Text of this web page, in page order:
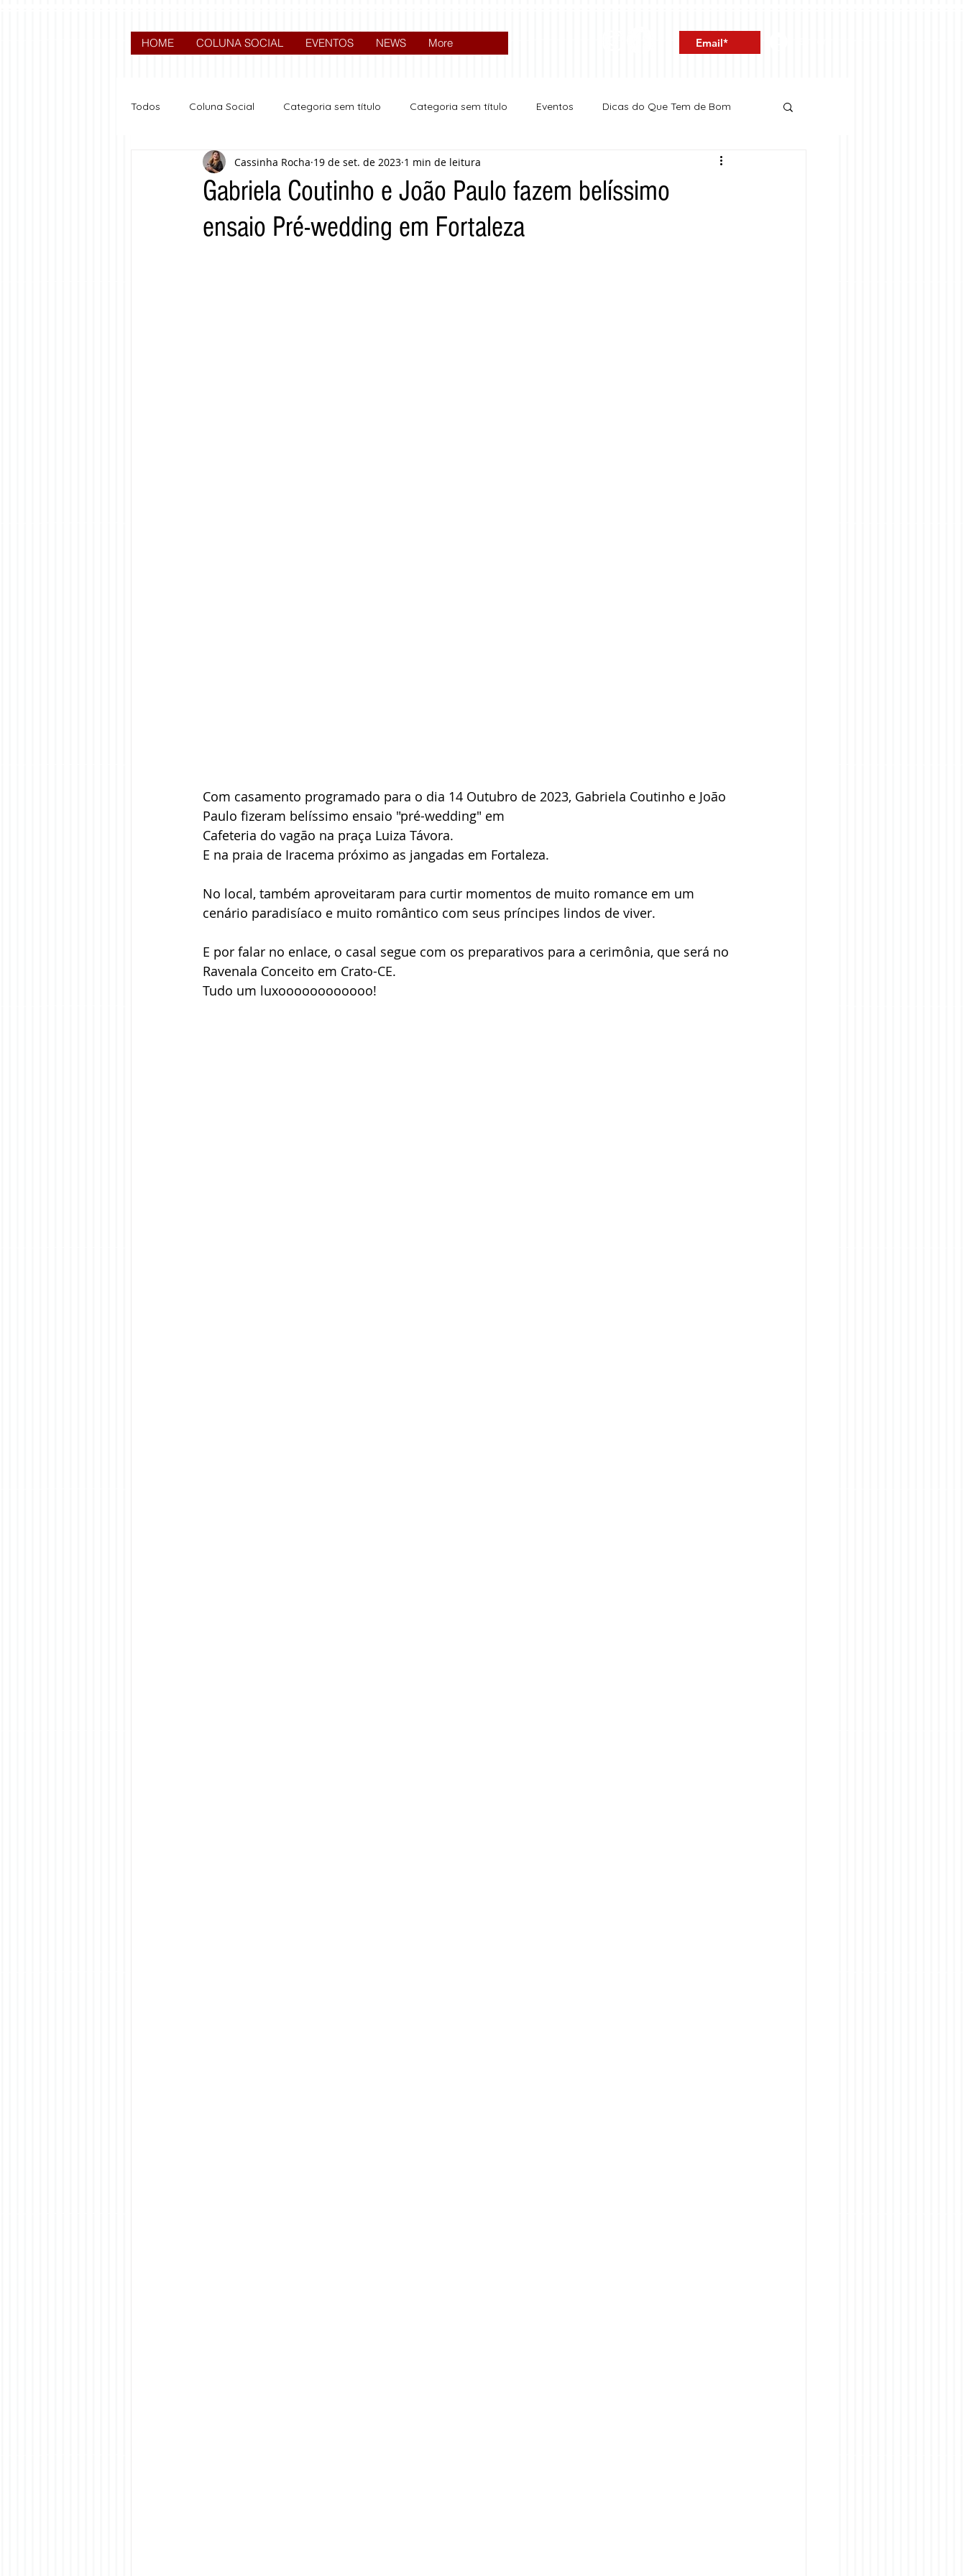
HOME COLUNA SOCIAL EVENTOS NEWS More
Todos Coluna Social Categoria sem título Categoria sem título Eventos Dicas do Que Tem de Bom
Nova categoria Expocrato 2024 Política
Gabriela Coutinho e João Paulo fazem belíssimo
ensaio Pré-wedding em Fortaleza
Cassinha Rocha 19 de set. de 2023 1 min de leitura
Com casamento programado para o dia 14 Outubro de 2023, Gabriela Coutinho e João
Paulo fizeram belíssimo ensaio "pré-wedding" em
Cafeteria do vagão na praça Luiza Távora.
E na praia de Iracema próximo as jangadas em Fortaleza.
No local, também aproveitaram para curtir momentos de muito romance em um
cenário paradisíaco e muito romântico com seus príncipes lindos de viver.
E por falar no enlace, o casal segue com os preparativos para a cerimônia, que será no
Ravenala Conceito em Crato-CE.
Tudo um luxoooooooooooo!